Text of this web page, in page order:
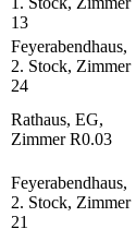
13
Feyerabendhaus,
2. Stock, Zimmer
24
Rathaus, EG,
Zimmer R0.03
Feyerabendhaus,
2. Stock, Zimmer
21